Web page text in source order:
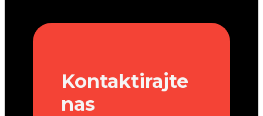
Kontaktirajte
nas